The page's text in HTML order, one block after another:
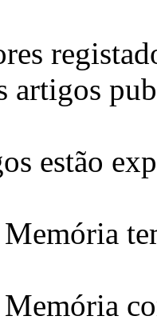
artigos
estão